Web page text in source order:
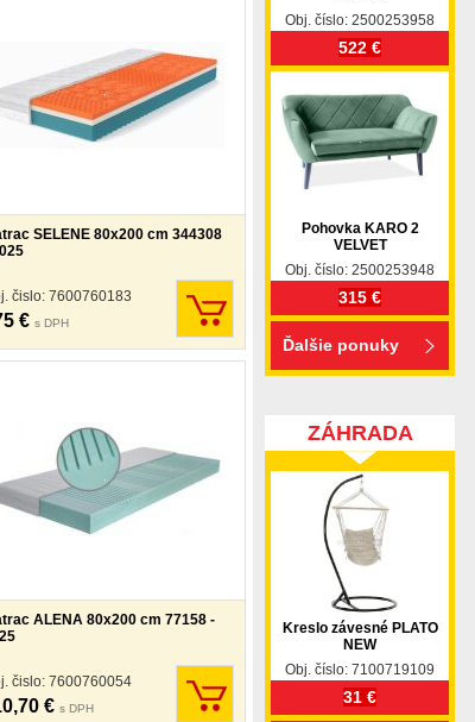
SELENE 80x200 cm 344308
čislo: 7600760183
€ s DPH
ALENA 80x200 cm 77158 -
čislo: 7600760054
€ s DPH
Obj. číslo: 2500253958
522 €
Pohovka KARO 2
VELVET
Obj. číslo: 2500253948
315 €
Ďalšie ponuky
ZÁHRADA
Kreslo závesné PLATO
NEW
Obj. číslo: 7100719109
31 €